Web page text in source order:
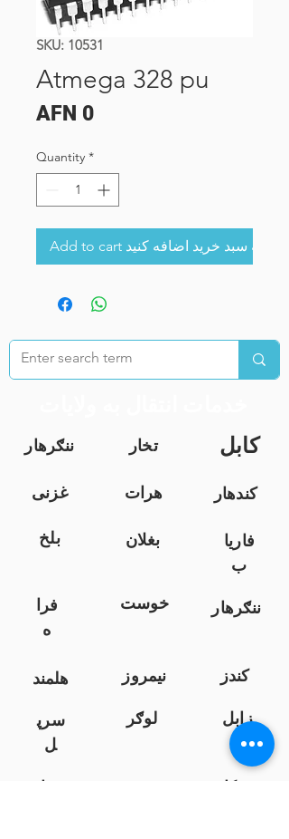
SKU: 10531
Atmega 328 pu
AFN 0Price
Quantity *
Add to cart به سبد خرید اضافه کنید
ننګرهار تخار کابل
غزنی هرات
کندهار
بلخ
بغلان
فاریا
ب
فرا
ه
خوست ننګرهار
هلمند نیمروز
کندز
سرپ
ل
لوګر زابل
پروان سمنګان